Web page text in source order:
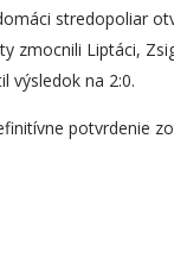
stredopoliar
zmocnili Liptáci,
výsledok na 2:0.
potvrdenie